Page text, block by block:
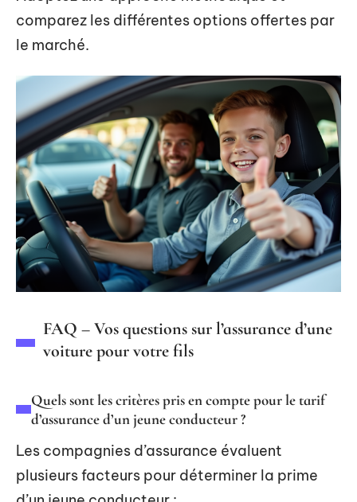
comparez les différentes options offertes par
le marché.
FAQ – Vos questions sur l’assurance d’une
voiture pour votre fils
Quels sont les critères pris en compte pour le tarif
d’assurance d’un jeune conducteur ?
Les compagnies d’assurance évaluent
plusieurs facteurs pour déterminer la prime